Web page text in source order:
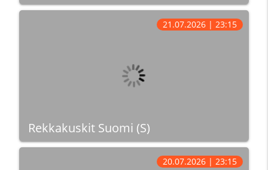
Rekkakuskit Suomi (S)
21.07.2026 | 23:15
20.07.2026 | 23:15